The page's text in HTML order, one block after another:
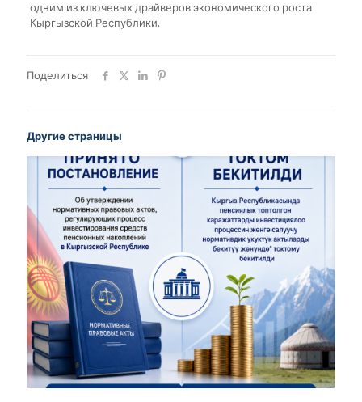
одним из ключевых драйверов экономического роста
Кыргызской Республики.
Поделиться
Другие страницы